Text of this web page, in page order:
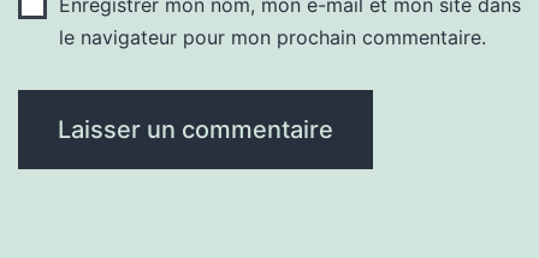
le navigateur pour mon prochain commentaire.